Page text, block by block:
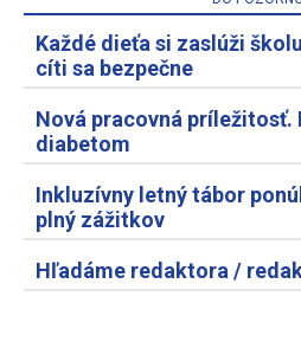
Každé dieťa si zaslúži
cíti sa bezpečne
Nová pracovná príležitosť.
diabetom
Inkluzívny letný tábor
plný zážitkov
Hľadáme redaktora /